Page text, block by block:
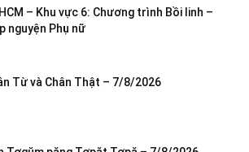
– Khu vực 6: Chương trình Bồi linh –
nguyện Phụ nữ
Từ và Chân Thật – 7/8/2026